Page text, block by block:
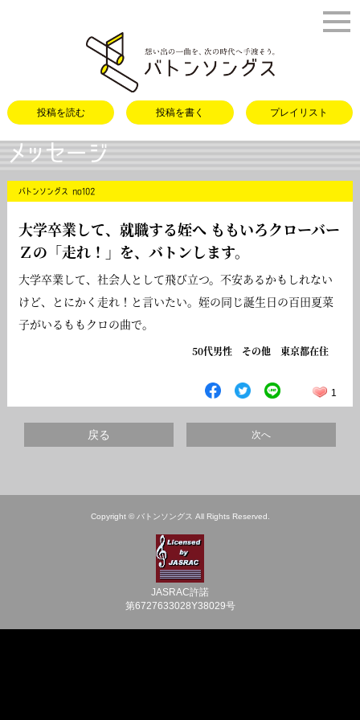
投稿を読む 投稿を書く プレイリスト
メッセージ
バトンソングス no102
大学卒業して、就職する姪へ ももいろクローバー
Ｚの「走れ！ 」を、バトンします。
大学卒業して、社会人として飛び立つ。不安あるかもしれない
けど、とにかく走れ！と言いたい。姪の同じ誕生日の百田夏菜
子がいるももクロの曲で。
50代男性 その他 東京都在住
1
戻る 次へ
Copyright © バトンソングス All Rights Reserved.
JASRAC許諾
第6727633028Y38029号